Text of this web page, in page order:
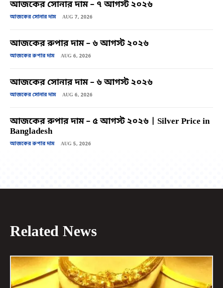
আজকের সোনার দাম – ৭ আগস্ট ২০২৬
আজকের সোনার দাম AUG 7, 2026
আজকের রুপার দাম – ৬ আগস্ট ২০২৬
আজকের রুপার দাম AUG 6, 2026
আজকের সোনার দাম – ৬ আগস্ট ২০২৬
আজকের সোনার দাম AUG 6, 2026
আজকের রুপার দাম – ৫ আগস্ট ২০২৬ | Silver Price in
Bangladesh
আজকের রুপার দাম AUG 5, 2026
Related News